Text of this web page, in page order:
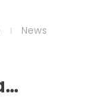
News